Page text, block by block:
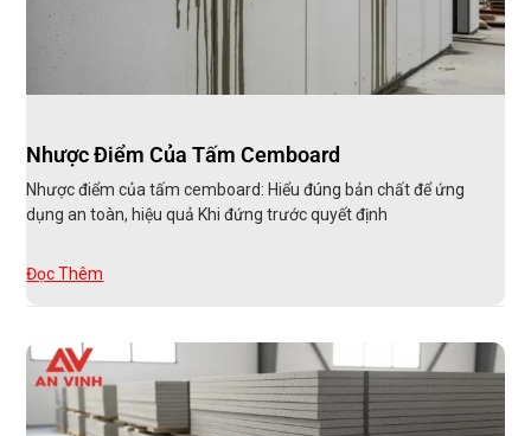
Nhược Điểm Của Tấm Cemboard
Nhược điểm của tấm cemboard: Hiểu đúng bản chất để ứng
dụng an toàn, hiệu quả Khi đứng trước quyết định
Đọc Thêm